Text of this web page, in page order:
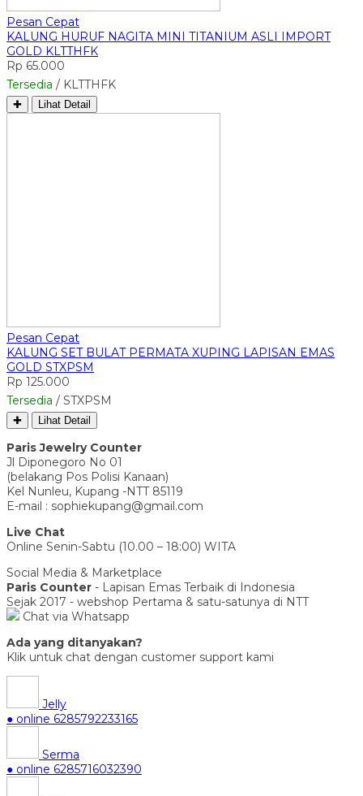
Pesan Cepat
KALUNG HURUF NAGITA MINI TITANIUM ASLI IMPORT
GOLD KLTTHFK
Rp 65.000
Tersedia / KLTTHFK
✚ Lihat Detail
Pesan Cepat
KALUNG SET BULAT PERMATA XUPING LAPISAN EMAS
GOLD STXPSM
Rp 125.000
Tersedia / STXPSM
✚ Lihat Detail
Paris Jewelry Counter
Jl Diponegoro No 01
(belakang Pos Polisi Kanaan)
Kel Nunleu, Kupang -NTT 85119
E-mail : sophiekupang@gmail.com
Live Chat
Online Senin-Sabtu (10.00 – 18:00) WITA
Social Media & Marketplace
Paris Counter - Lapisan Emas Terbaik di Indonesia
Sejak 2017 - webshop Pertama & satu-satunya di NTT
Chat via Whatsapp
Ada yang ditanyakan?
Klik untuk chat dengan customer support kami
Jelly
● online 6285792233165
Serma
● online 6285716032390